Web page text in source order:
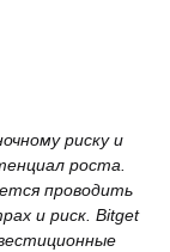
риску и
роста.
проводить
и риск. Bitget